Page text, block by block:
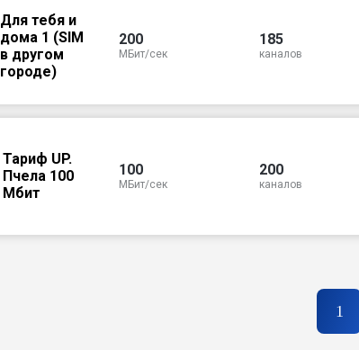
Для тебя и
дома 1 (SIM
в другом
городе)
200
МБит/сек
185
каналов
Тариф UP.
Пчела 100
Мбит
100
МБит/сек
200
каналов
1